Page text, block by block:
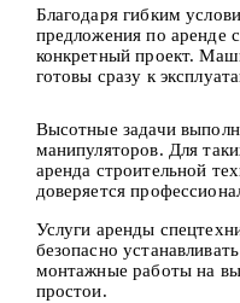
Благодаря гибким
предложения по аренде
конкретный проект.
готовы сразу к
Высотные задачи
манипуляторов. Для
аренда строительной
доверяется
Услуги аренды
безопасно
монтажные работы на
простои.